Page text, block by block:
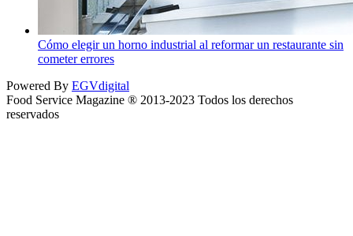
Cómo elegir un horno industrial al reformar un restaurante sin
cometer errores
Powered By EGVdigital
Food Service Magazine ® 2013-2023 Todos los derechos
reservados